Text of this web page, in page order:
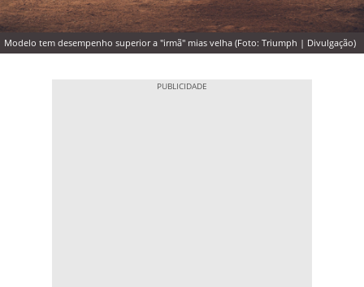
Modelo tem desempenho superior a "irmã" mias velha (Foto: Triumph | Divulgação)